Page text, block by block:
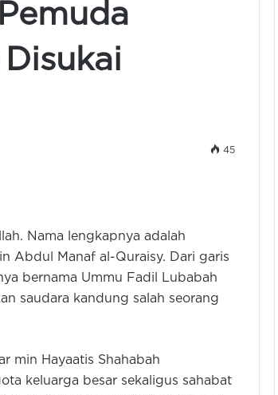
45
Nama lengkapnya adalah
Abdul Manaf al-Quraisy. Dari garis
bernama Ummu Fadil Lubabah
saudara kandung salah seorang
min Hayaatis Shahabah
keluarga besar sekaligus sahabat